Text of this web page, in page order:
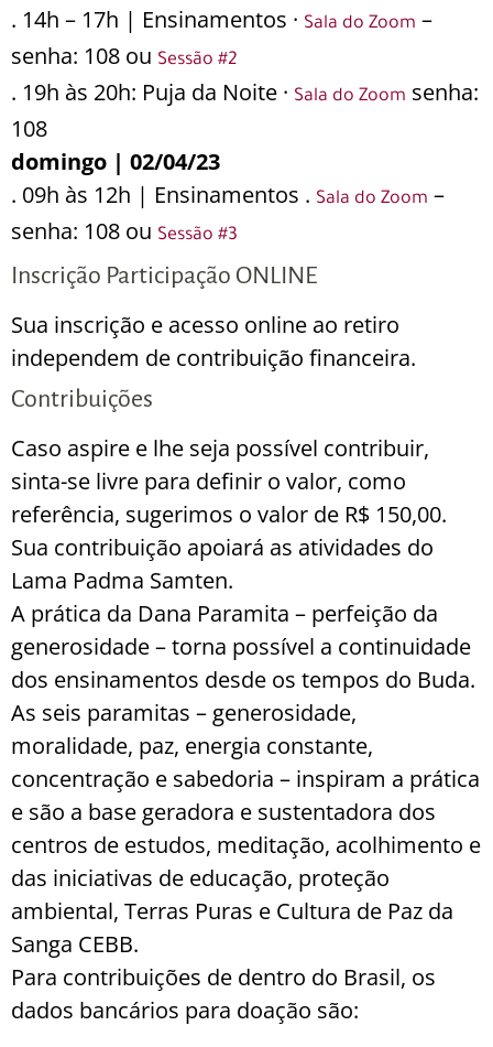
. 14h – 17h | Ensinamentos · Sala do Zoom –
senha: 108 ou Sessão #2
. 19h às 20h: Puja da Noite · Sala do Zoom senha:
108
domingo | 02/04/23
. 09h às 12h | Ensinamentos . Sala do Zoom –
senha: 108 ou Sessão #3
Inscrição Participação ONLINE
Sua inscrição e acesso online ao retiro
independem de contribuição financeira.
Contribuições
Caso aspire e lhe seja possível contribuir,
sinta-se livre para definir o valor, como
referência, sugerimos o valor de R$ 150,00.
Sua contribuição apoiará as atividades do
Lama Padma Samten.
A prática da Dana Paramita – perfeição da
generosidade – torna possível a continuidade
dos ensinamentos desde os tempos do Buda.
As seis paramitas – generosidade,
moralidade, paz, energia constante,
concentração e sabedoria – inspiram a prática
e são a base geradora e sustentadora dos
centros de estudos, meditação, acolhimento e
das iniciativas de educação, proteção
ambiental, Terras Puras e Cultura de Paz da
Sanga CEBB.
Para contribuições de dentro do Brasil, os
dados bancários para doação são: